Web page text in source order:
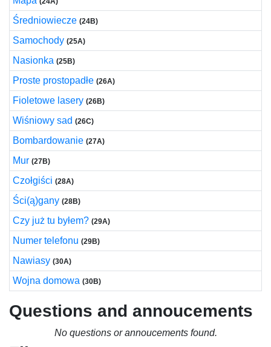
Średniowiecze (24B)
Samochody (25A)
Nasionka (25B)
Proste prostopadłe (26A)
Fioletowe lasery (26B)
Wiśniowy sad (26C)
Bombardowanie (27A)
Mur (27B)
Czołgiści (28A)
Ści(ą)gany (28B)
Czy już tu byłem? (29A)
Numer telefonu (29B)
Nawiasy (30A)
Wojna domowa (30B)
Questions and annoucements
No questions or annoucements found.